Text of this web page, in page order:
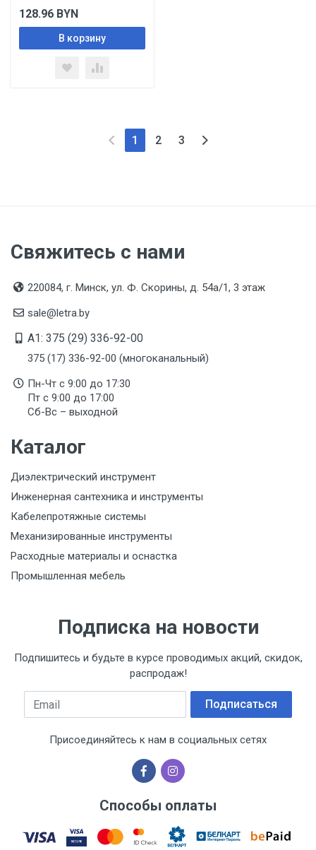
128.96 BYN
В корзину
1 2 3
Свяжитесь с нами
220084, г. Минск, ул. Ф. Скорины, д. 54а/1, 3 этаж
sale@letra.by
A1: 375 (29) 336-92-00
375 (17) 336-92-00 (многоканальный)
Пн-Чт с 9:00 до 17:30
Пт с 9:00 до 17:00
Сб-Вс – выходной
Каталог
Диэлектрический инструмент
Инженерная сантехника и инструменты
Кабелепротяжные системы
Механизированные инструменты
Расходные материалы и оснастка
Промышленная мебель
Подписка на новости
Подпишитесь и будьте в курсе проводимых акций, скидок,
распродаж!
Email Подписаться
Присоединяйтесь к нам в социальных сетях
Способы оплаты